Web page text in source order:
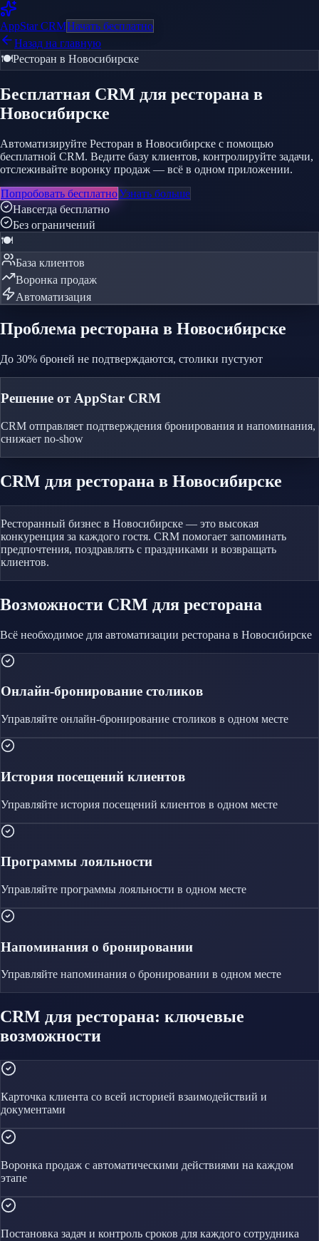
AppStarCRMНачать бесплатно
Назад на главную
🍽️Ресторан в Новосибирске
Бесплатная CRM для ресторана в
Новосибирске
Автоматизируйте Ресторан в Новосибирске с помощью
бесплатной CRM. Ведите базу клиентов, контролируйте задачи,
отслеживайте воронку продаж — всё в одном приложении.
Попробовать бесплатноУзнать больше
Навсегда бесплатно
Без ограничений
🍽️
База клиентов
Воронка продаж
Автоматизация
Проблема ресторана в Новосибирске
До 30% броней не подтверждаются, столики пустуют
Решение от AppStar CRM
CRM отправляет подтверждения бронирования и напоминания,
снижает no-show
CRM для ресторана в Новосибирске
Ресторанный бизнес в Новосибирске — это высокая
конкуренция за каждого гостя. CRM помогает запоминать
предпочтения, поздравлять с праздниками и возвращать
клиентов.
Возможности CRM для ресторана
Всё необходимое для автоматизации ресторана в Новосибирске
Онлайн-бронирование столиков
Управляйте онлайн-бронирование столиков в одном месте
История посещений клиентов
Управляйте история посещений клиентов в одном месте
Программы лояльности
Управляйте программы лояльности в одном месте
Напоминания о бронировании
Управляйте напоминания о бронировании в одном месте
CRM для ресторана: ключевые
возможности
Карточка клиента со всей историей взаимодействий и
документами
Воронка продаж с автоматическими действиями на каждом
этапе
Постановка задач и контроль сроков для каждого сотрудника